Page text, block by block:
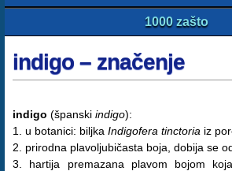
1000 zašto
indigo – značenje
indigo (španski indigo):
1. u botanici: biljka Indigofera tinctoria iz
2. prirodna plavoljubičasta boja, dobija se
3. hartija premazana plavom bojom